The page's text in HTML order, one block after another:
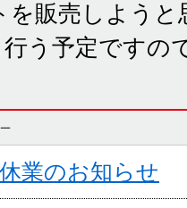
を販売しよう
う予定ですの
業のお知らせ